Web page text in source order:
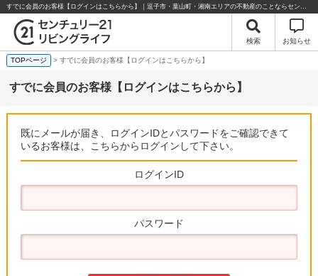
すでに会員のお客様【ログインはこちらから】｜逗子市・葉山町・湘南エリアの不動産のことならセンチュリー21リビングライフにお任せください！
検索 お知らせ
TOPページ > すでに会員のお客様【ログインはこちらから】
すでに会員のお客様【ログインはこちらから】
既にメールが届き、ログインIDとパスワードをご確認できて
いるお客様は、こちらからログインして下さい。
ログインID
パスワード